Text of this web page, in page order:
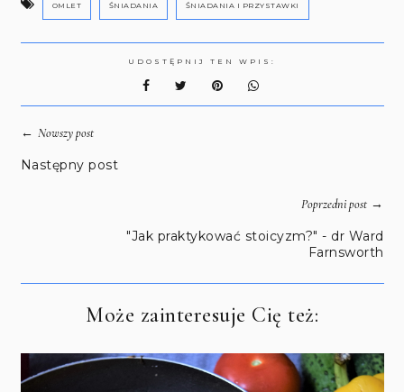
OMLET ŚNIADANIA ŚNIADANIA I PRZYSTAWKI
UDOSTĘPNIJ TEN WPIS:
← Nowszy post
Następny post
Poprzedni post→
"Jak praktykować stoicyzm?" - dr Ward
Farnsworth
Może zainteresuje Cię też: